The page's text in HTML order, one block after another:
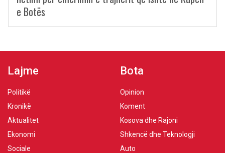
e Botës
Lajme
Politikë
Kronikë
Aktualitet
Ekonomi
Sociale
Bota
Opinion
Koment
Kosova dhe Rajoni
Shkencë dhe Teknologji
Auto